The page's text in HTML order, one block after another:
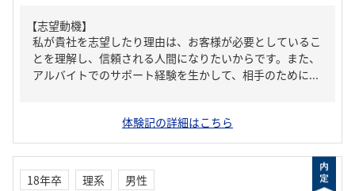
【志望動機】
私が貴社を志望したり理由は、お客様が必要としているこ
とを理解し、信頼される人間になりたいからです。また、
アルバイトでのサポート経験を生かして、相手のために...
体験記の詳細はこちら
18年卒 理系
男性